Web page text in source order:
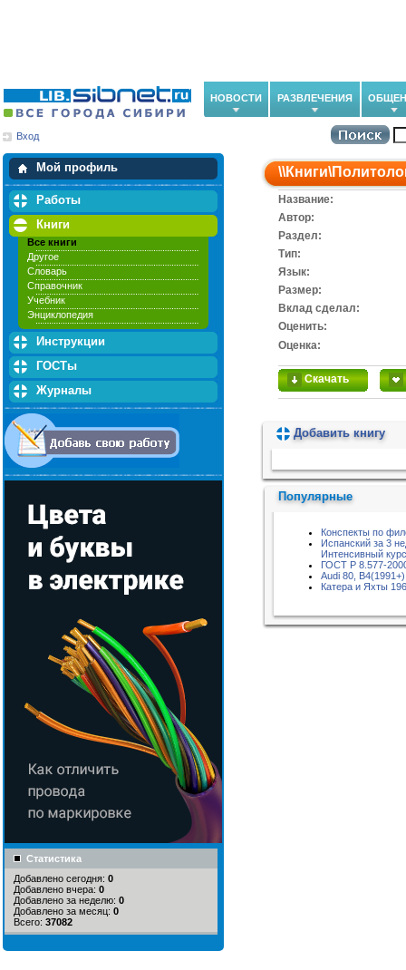
НОВОСТИ РАЗВЛЕЧЕНИЯ
Вход
Мой профиль
Мои закладки
Работы
Книги
Все книги
Другое
Словарь
Справочник
Учебник
Энциклопедия
Инструкции
ГОСТы
Журналы
Статистика
Добавлено сегодня: 0
Добавлено вчера: 0
Добавлено за неделю: 0
Добавлено за месяц: 0
Всего: 37082
\\Книги\
Название:
Автор:
Раздел:
Тип:
Язык:
Размер:
Вклад сделал:
Оценить:
Оценка:
Скачать
Добавить книгу
Популярные
Конспекты по
Испанский за 3
Интенсивный
ГОСТ Р 8.577-
Audi 80, B4(1991+)
Катера и Яхты